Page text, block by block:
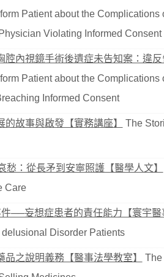
Patient about the
Violating Informed Consent
腔內視鏡手術後遺症未告知案：違
Patient about the
Informed Consent
故事與啟發【實務講座】
The
愁：從長矛到安寧照護【醫學人文】
Care
──妄想症患者的責任能力【寰宇醫
Disorder Patients
品之說明義務【醫事法學教室】
The